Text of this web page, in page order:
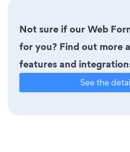
Not sure if our Web
for you? Find out more
features and
See the